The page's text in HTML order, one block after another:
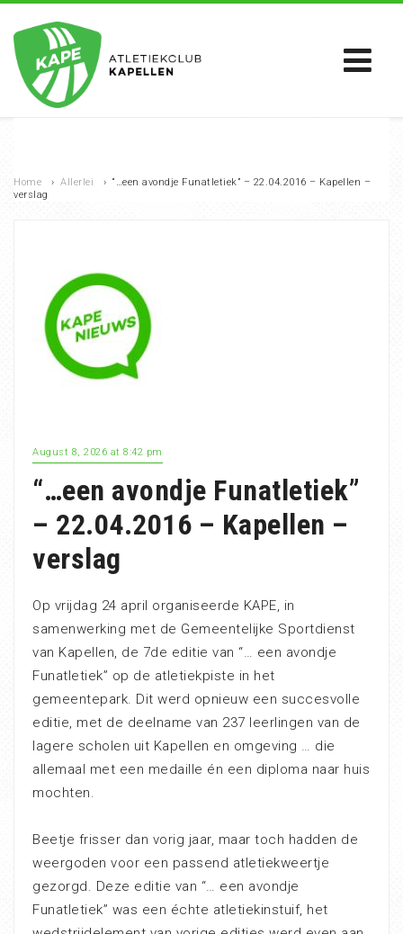
Home › Allerlei › “…een avondje Funatletiek” – 22.04.2016 – Kapellen –
verslag
August 8, 2026 at 8:42 pm
“…een avondje Funatletiek”
– 22.04.2016 – Kapellen –
verslag
Op vrijdag 24 april organiseerde KAPE, in
samenwerking met de Gemeentelijke Sportdienst
van Kapellen, de 7de editie van “… een avondje
Funatletiek” op de atletiekpiste in het
gemeentepark. Dit werd opnieuw een succesvolle
editie, met de deelname van 237 leerlingen van de
lagere scholen uit Kapellen en omgeving … die
allemaal met een medaille én een diploma naar huis
mochten.
Beetje frisser dan vorig jaar, maar toch hadden de
weergoden voor een passend atletiekweertje
gezorgd. Deze editie van “… een avondje
Funatletiek” was een échte atletiekinstuif, het